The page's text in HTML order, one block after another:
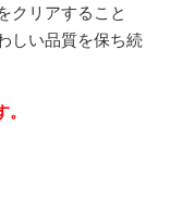
クリアすること
しい品質を保ち続